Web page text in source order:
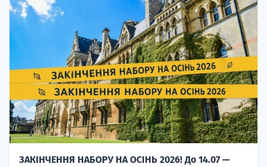
ЗАКІНЧЕННЯ НАБОРУ НА ОСІНЬ 2026! До 14.07 —